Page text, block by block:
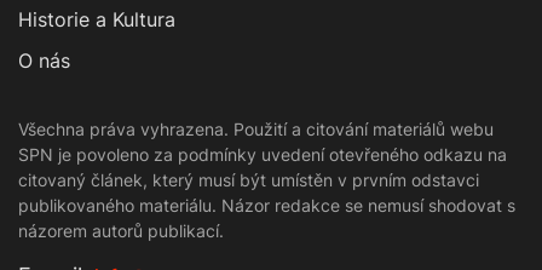
Historie a Kultura
O nás
Všechna práva vyhrazena. Použití a citování materiálů webu
SPN je povoleno za podmínky uvedení otevřeného odkazu na
citovaný článek, který musí být umístěn v prvním odstavci
publikovaného materiálu. Názor redakce se nemusí shodovat s
názorem autorů publikací.